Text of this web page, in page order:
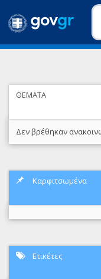
ΘΕΜΑΤΑ
Δεν βρέθηκαν
Καρφιτσωμένα
Ετικέτες